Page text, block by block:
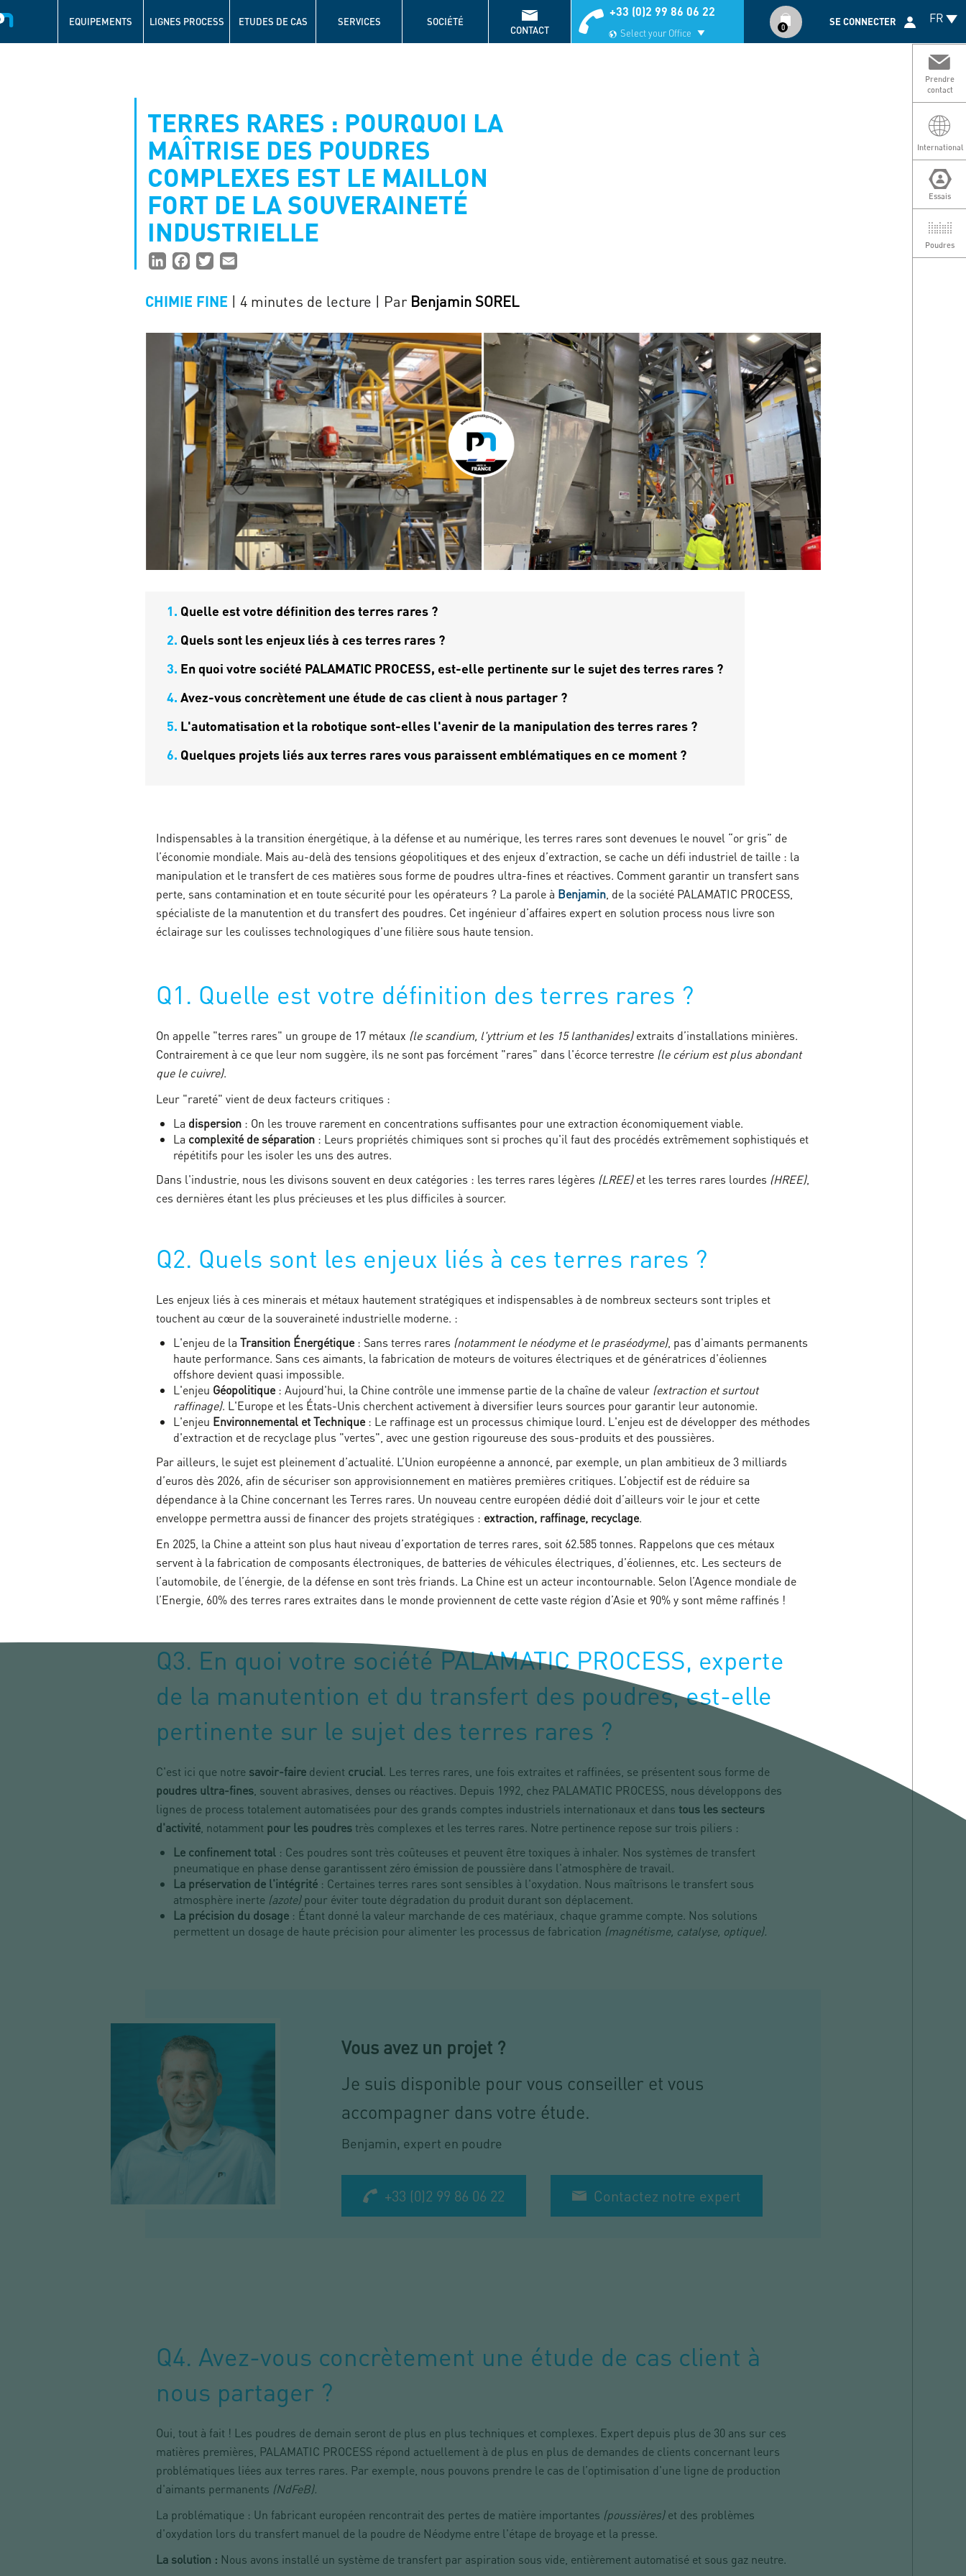
FR
principale
EQUIPEMENTS LIGNES PROCESS ETUDES DE CAS SERVICES SOCIÉTÉ
CONTACT
+33 (0)2 99 86 06 22
Select your Office 0
utilisateur
SE CONNECTER
Prendre
contact
International
Essais
Poudres
TERRES RARES : POURQUOI LA
MAÎTRISE DES POUDRES
COMPLEXES EST LE MAILLON
FORT DE LA SOUVERAINETÉ
INDUSTRIELLE
Partager
page
LinkedInFacebook
Twitter
CHIMIE FINE | 4 minutes de lecture | Par Benjamin SOREL
1. Quelle est votre définition des terres rares ?
2. Quels sont les enjeux liés à ces terres rares ?
3. En quoi votre société PALAMATIC PROCESS, est-elle pertinente sur le sujet des terres rares ?
4. Avez-vous concrètement une étude de cas client à nous partager ?
5. L'automatisation et la robotique sont-elles l'avenir de la manipulation des terres rares ?
6. Quelques projets liés aux terres rares vous paraissent emblématiques en ce moment ?
Indispensables à la transition énergétique, à la défense et au numérique, les terres rares sont devenues le nouvel “or gris” de
l’économie mondiale. Mais au-delà des tensions géopolitiques et des enjeux d’extraction, se cache un défi industriel de taille : la
manipulation et le transfert de ces matières sous forme de poudres ultra-fines et réactives. Comment garantir un transfert sans
perte, sans contamination et en toute sécurité pour les opérateurs ? La parole à Benjamin , de la société PALAMATIC PROCESS,
spécialiste de la manutention et du transfert des poudres. Cet ingénieur d’affaires expert en solution process nous livre son
éclairage sur les coulisses technologiques d'une filière sous haute tension.
Q1. Quelle est votre définition des terres rares ?
On appelle "terres rares" un groupe de 17 métaux (le scandium, l'yttrium et les 15 lanthanides)extraits d’installations minières.
Contrairement à ce que leur nom suggère, ils ne sont pas forcément "rares" dans l'écorce terrestre (le cérium est plus abondant
que le cuivre).
Leur "rareté" vient de deux facteurs critiques :
La dispersion : On les trouve rarement en concentrations suffisantes pour une extraction économiquement viable.
La complexité de séparation : Leurs propriétés chimiques sont si proches qu'il faut des procédés extrêmement sophistiqués et
répétitifs pour les isoler les uns des autres.
Dans l'industrie, nous les divisons souvent en deux catégories : les terres rares légères (LREE)et les terres rares lourdes (HREE),
ces dernières étant les plus précieuses et les plus difficiles à sourcer.
Q2. Quels sont les enjeux liés à ces terres rares ?
Les enjeux liés à ces minerais et métaux hautement stratégiques et indispensables à de nombreux secteurs sont triples et
touchent au cœur de la souveraineté industrielle moderne. :
L'enjeu de la Transition Énergétique: Sans terres rares (notamment le néodyme et le praséodyme), pas d'aimants permanents
haute performance. Sans ces aimants, la fabrication de moteurs de voitures électriques et de génératrices d'éoliennes
offshore devient quasi impossible.
L'enjeu Géopolitique: Aujourd'hui, la Chine contrôle une immense partie de la chaîne de valeur (extraction et surtout
raffinage). L'Europe et les États-Unis cherchent activement à diversifier leurs sources pour garantir leur autonomie.
L'enjeu Environnemental et Technique: Le raffinage est un processus chimique lourd. L'enjeu est de développer des méthodes
d'extraction et de recyclage plus "vertes", avec une gestion rigoureuse des sous-produits et des poussières.
Par ailleurs, le sujet est pleinement d’actualité. L’Union européenne a annoncé, par exemple, un plan ambitieux de 3 milliards
d’euros dès 2026, afin de sécuriser son approvisionnement en matières premières critiques. L’objectif est de réduire sa
dépendance à la Chine concernant les Terres rares. Un nouveau centre européen dédié doit d’ailleurs voir le jour et cette
enveloppe permettra aussi de financer des projets stratégiques : extraction, raffinage, recyclage.
En 2025, la Chine a atteint son plus haut niveau d’exportation de terres rares, soit 62.585 tonnes. Rappelons que ces métaux
servent à la fabrication de composants électroniques, de batteries de véhicules électriques, d’éoliennes, etc. Les secteurs de
l’automobile, de l’énergie, de la défense en sont très friands. La Chine est un acteur incontournable. Selon l’Agence mondiale de
l’Energie, 60% des terres rares extraites dans le monde proviennent de cette vaste région d’Asie et 90% y sont même raffinés !
Q3. En quoi votre société PALAMATIC PROCESS, experte
de la manutention et du transfert des poudres, est-elle
pertinente sur le sujet des terres rares ?
C'est ici que notre savoir-faire devient crucial. Les terres rares, une fois extraites et raffinées, se présentent sous forme de
poudres ultra-fines , souvent abrasives, denses ou réactives. Depuis 1992, chez PALAMATIC PROCESS, nous développons des
lignes de process totalement automatisées pour des grands comptes industriels internationaux et dans tous les secteurs
d'activité , notamment pour les poudres très complexes et les terres rares. Notre pertinence repose sur trois piliers :
Le confinement total : Ces poudres sont très coûteuses et peuvent être toxiques à inhaler. Nos systèmes de transfert
pneumatique en phase dense garantissent zéro émission de poussière dans l'atmosphère de travail.
La préservation de l'intégrité : Certaines terres rares sont sensibles à l'oxydation. Nous maîtrisons le transfert sous
atmosphère inerte (azote)pour éviter toute dégradation du produit durant son déplacement.
La précision du dosage : Étant donné la valeur marchande de ces matériaux, chaque gramme compte. Nos solutions
permettent un dosage de haute précision pour alimenter les processus de fabrication (magnétisme, catalyse, optique).
Vous avez un projet ?
Je suis disponible pour vous conseiller et vous
accompagner dans votre étude.
Benjamin, expert en poudre
+33 (0)2 99 86 06 22 Contactez notre expert
Q4. Avez-vous concrètement une étude de cas client à
nous partager ?
Oui, tout à fait ! Les poudres de demain seront de plus en plus techniques et complexes. Expert depuis plus de 30 ans sur ces
matières premières, PALAMATIC PROCESS répond actuellement à de plus en plus de demandes de clients concernant leurs
problématiques liées aux terres rares. Par exemple, nous pouvons prendre le cas de l’optimisation d'une ligne de production
d'aimants permanents (NdFeB).
La problématique : Un fabricant européen rencontrait des pertes de matière importantes (poussières)et des problèmes
d'oxydation lors du transfert manuel de la poudre de Néodyme entre l'étape de broyage et la presse.
La solution : Nous avons installé un système de transfert par aspiration sous vide, entièrement automatisé et sous gaz neutre.